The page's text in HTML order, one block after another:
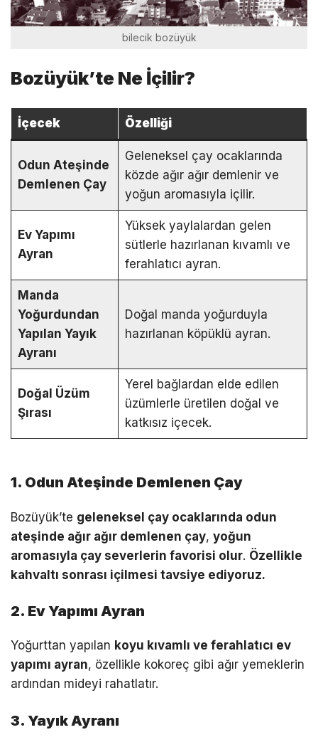
bilecik bozüyük
Bozüyük’te Ne İçilir?
İçecek Özelliği
Odun Ateşinde
Demlenen Çay
Geleneksel çay ocaklarında
közde ağır ağır demlenir ve
yoğun aromasıyla içilir.
Ev Yapımı
Ayran
Yüksek yaylalardan gelen
sütlerle hazırlanan kıvamlı ve
ferahlatıcı ayran.
Manda
Yoğurdundan
Yapılan Yayık
Ayranı
Doğal manda yoğurduyla
hazırlanan köpüklü ayran.
Doğal Üzüm
Şırası
Yerel bağlardan elde edilen
üzümlerle üretilen doğal ve
katkısız içecek.
1. Odun Ateşinde Demlenen Çay
Bozüyük’te geleneksel çay ocaklarında odun
ateşinde ağır ağır demlenen çay, yoğun
aromasıyla çay severlerin favorisi olur. Özellikle
kahvaltı sonrası içilmesi tavsiye ediyoruz.
2. Ev Yapımı Ayran
Yoğurttan yapılan koyu kıvamlı ve ferahlatıcı ev
yapımı ayran, özellikle kokoreç gibi ağır yemeklerin
ardından mideyi rahatlatır.
3. Yayık Ayranı